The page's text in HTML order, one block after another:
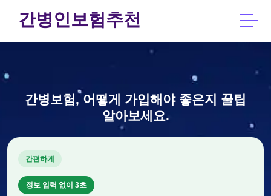
간병인보험추천
간병보험, 어떻게 가입해야 좋은지 꿀팁
알아보세요.
간편하게
정보 입력 없이 3초